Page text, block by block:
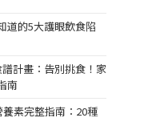
道的5大護眼飲食陷
計畫：告別挑食！家
南
素完整指南：20種